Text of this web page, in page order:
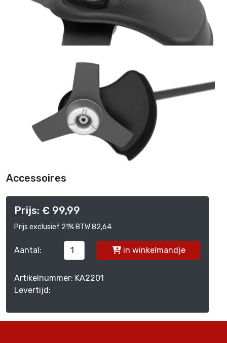
Accessoires
Prijs: € 99,99
Prijs exclusief 21% BTW 82,64
Aantal: in winkelmandje
Artikelnummer: KA2201
Levertijd: